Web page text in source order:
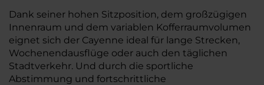
Dank seiner hohen Sitzposition, dem großzügigen
Innenraum und dem variablen Kofferraumvolumen
eignet sich der Cayenne ideal für lange Strecken,
Wochenendausflüge oder auch den täglichen
Stadtverkehr. Und durch die sportliche
Abstimmung und fortschrittliche